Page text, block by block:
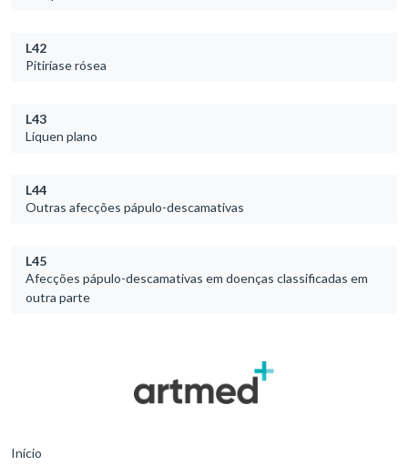
L42
Pitiríase rósea
L43
Líquen plano
L44
Outras afecções pápulo-descamativas
L45
Afecções pápulo-descamativas em doenças classificadas em
outra parte
Início